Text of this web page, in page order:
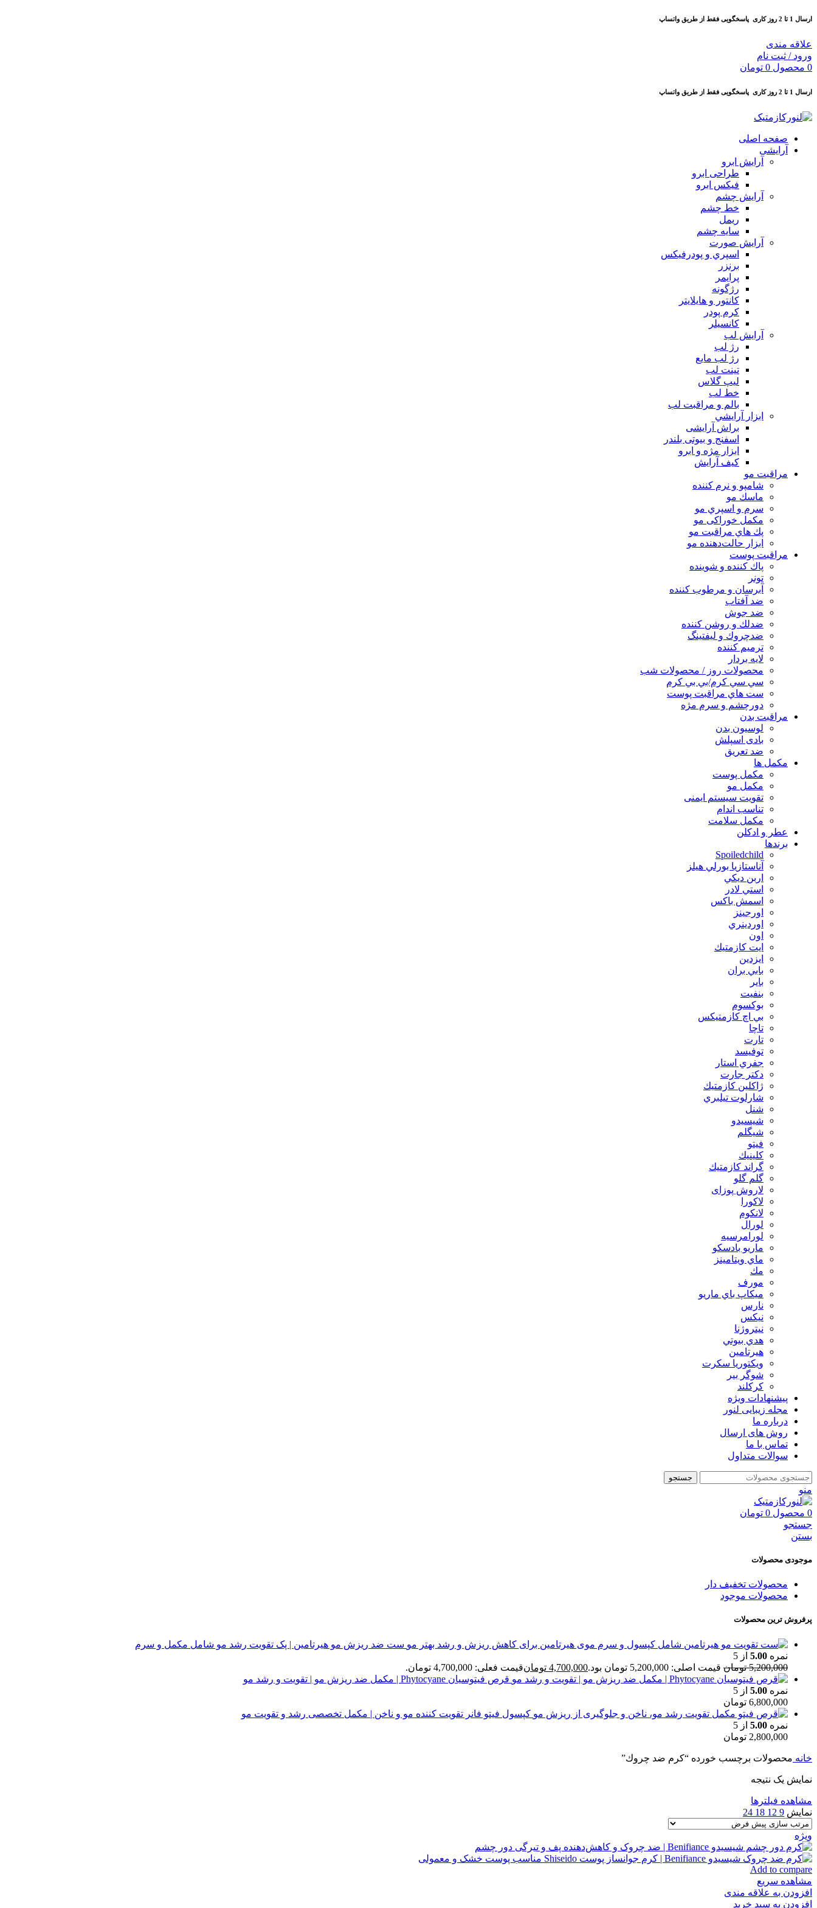
ارسال 1 تا 2 روز کاری پاسخگویی فقط از طریق واتساپ
علاقه مندی
ورود / ثبت نام
0 محصول 0 تومان
ارسال 1 تا 2 روز کاری پاسخگویی فقط از طریق واتساپ
صفحه اصلی
آرایشی
آرايش ابرو
طراحی ابرو
فیکس ابرو
آرايش چشم
خط چشم
ريمل
سايه چشم
آرايش صورت
اسپري و پودرفيكس
برنزر
پرايمر
رژگونه
كانتور و هايلايتر
كرم پودر
كانسيلر
آرايش لب
رژ لب
رژ لب مایع
تینت لب
لیپ گلاس
خط لب
بالم و مراقبت لب
ابزار آرايشي
براش آرایشی
اسفنج و بیوتی بلندر
ابزار مژه و ابرو
کیف آرایش
مراقبت مو
شامپو و نرم كننده
ماسك مو
سرم و اسپري مو
مكمل خوراكی مو
پك هاي مراقبت مو
ابزار حالت‌دهنده مو
مراقبت پوست
پاك كننده و شوينده
تونر
آبرسان و مرطوب كننده
ضد آفتاب
ضد جوش
ضدلك و روشن كننده
ضدچروك و ليفتينگ
ترميم كننده
لايه بردار
محصولات روز / محصولات شب
سي سي كرم/بي بي كرم
ست هاي مراقبت پوست
دورچشم و سرم مژه
مراقبت بدن
لوسیون بدن
بادی اسپلش
ضد تعریق
مكمل ها
مکمل پوست
مکمل مو
تقویت سیستم ایمنی
تناسب اندام
مکمل سلامت
عطر و ادکلن
برندها
Spoiledchild
آناستازيا بورلي هيلز
اربن ديكي
استي لادر
اسمش باكس
اورجينز
اوردينري
اون
ايت كازمتيك
ايزدين
بابي بران
بایر
بنفيت
بوكسوم
بي اچ كازمتيكس
تاچا
تارت
توفيسد
جفري استار
دكتر جارت
ژاكلين كازمتيك
شارلوت تيلبري
شنل
شيسيدو
شیگلم
فيتو
كلينيك
گراند كازمتيك
گلم گلو
لاروش پوزای
لاكورا
لانكوم
لورال
لورامرسيه
ماريو بادسكو
ماي ويتامينز
مك
مورف
ميكاپ باي ماريو
نارس
نيكس
نیتروژنا
هدي بيوتي
هیرتامین
ویکتوریا سکرت
شوگر بير
کرکلند
پیشنهادات ویژه
مجله زیبایی لنور
درباره ما
روش های ارسال
تماس با ما
سوالات متداول
جستجو
منو
0 محصول 0 تومان
جستجو
بستن
موجودی محصولات
محصولات تخفیف دار
محصولات موجود
پرفروش ترین محصولات
ست ضد ریزش مو هیرتامین | پک تقویت رشد مو شامل مکمل و سرم
نمره 5.00 از 5
5,200,000 تومان قیمت اصلی: 5,200,000 تومان بود. 4,700,000 تومانقیمت فعلی: 4,700,000 تومان.
قرص فیتوسیان Phytocyane | مکمل ضد ریزش مو | تقویت و رشد مو
نمره 5.00 از 5
6,800,000 تومان
کپسول فیتو فانر تقویت کننده مو و ناخن | مکمل تخصصی رشد و تقویت مو
نمره 5.00 از 5
2,800,000 تومان
خانه محصولات برچسب خورده “كرم ضد چروك”
نمایش یک نتیجه
مشاهده فیلترها
نمایش 9
12
18
24
ویژه
Add to compare
مشاهده سریع
افزودن به علاقه مندی
افزودن به سبد خرید